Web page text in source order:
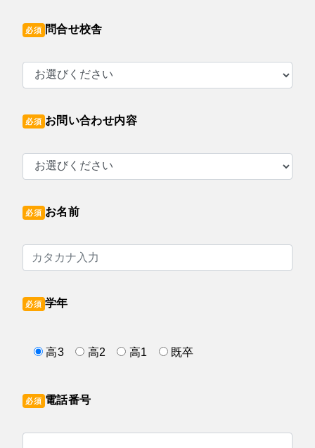
必須 問合せ校舎
必須 お問い合わせ内容
必須 お名前
必須 学年
高3 高2 高1 既卒
必須 電話番号